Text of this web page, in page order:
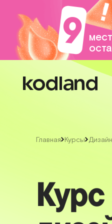
9 мест
Главная Курсы Дизайн